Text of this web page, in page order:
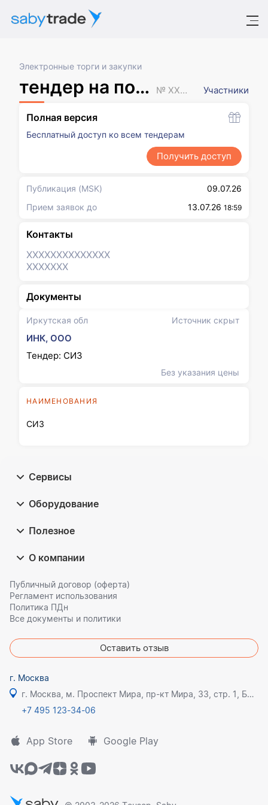
Электронные торги и закупки
тендер на поставку МТР № XXXXXXX Участники
Иркутская обл Источник скрыт
ИНК, ООО
Тендер: СИЗ
Без указания цены
НАИМЕНОВАНИЯ
СИЗ
Полная версия
Бесплатный доступ ко всем тендерам
Получить доступ
Публикация (MSK)
09.07.26
Прием заявок до
13.07.26 18:59
Контакты
XXXXXXXXXXXXXX
XXXXXXX
Документы
Сервисы
Оборудование
Полезное
О компании
Публичный договор (оферта)
Регламент использования
Политика ПДн
Все документы и политики
Оставить отзыв
г. Москва
г. Москва, м. Проспект Мира, пр-кт Мира, 33, стр. 1, БЦ Олимпик плаза
+7 495 123-34-06
App Store Google Play